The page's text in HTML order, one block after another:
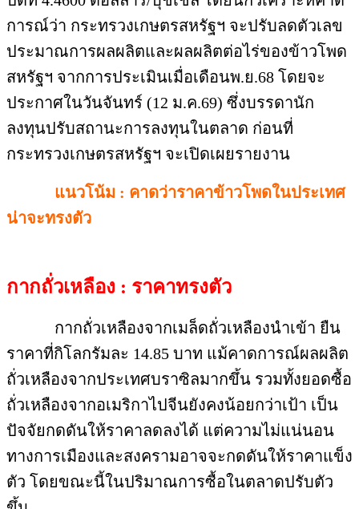
การณ์ว่า กระทรวงเกษตรสหรัฐฯ จะปรับลดตัวเลข
ประมาณการผลผลิตและผลผลิตต่อไร่ของข้าวโพด
สหรัฐฯ จากการประเมินเมื่อเดือนพ.ย.68 โดยจะ
ประกาศในวันจันทร์ (12 ม.ค.69) ซึ่งบรรดานัก
ลงทุนปรับสถานะการลงทุนในตลาด ก่อนที่
กระทรวงเกษตรสหรัฐฯ จะเปิดเผยรายงาน
แนวโน้ม : คาดว่าราคาข้าวโพดในประเทศ
น่าจะทรงตัว
กากถั่วเหลือง : ราคาทรงตัว
กากถั่วเหลืองจากเมล็ดถั่วเหลืองนำเข้า ยืน
ราคาที่กิโลกรัมละ 14.85 บาท แม้คาดการณ์ผลผลิต
ถั่วเหลืองจากประเทศบราซิลมากขึ้น รวมทั้งยอดซื้อ
ถั่วเหลืองจากอเมริกาไปจีนยังคงน้อยกว่าเป้า เป็น
ปัจจัยกดดันให้ราคาลดลงได้ แต่ความไม่แน่นอน
ทางการเมืองและสงครามอาจจะกดดันให้ราคาแข็ง
ตัว โดยขณะนี้ในปริมาณการซื้อในตลาดปรับตัว